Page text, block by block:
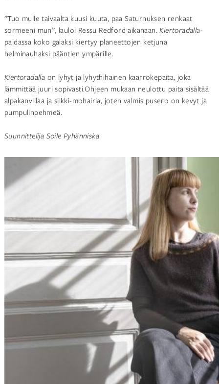
”Tuo mulle taivaalta kuusi kuuta, paa Saturnuksen renkaat
sormeeni mun”, lauloi Ressu Redford aikanaan.Kiertoradalla-
paidassa koko galaksi kiertyy planeettojen ketjuna
helminauhaksi pääntien ympärille.
Kiertoradalla on lyhyt ja lyhythihainen kaarrokepaita, joka
lämmittää juuri sopivasti.Ohjeen mukaan neulottu paita sisältää
alpakanvillaa ja silkki-mohairia, joten valmis pusero on kevyt ja
pumpulinpehmeä.
Suunnittelija Soile Pyhänniska